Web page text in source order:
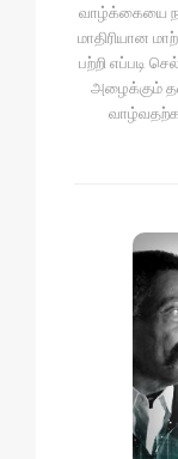
வாழ்க்கையை
மாதிரியான
பற்றி எப்படி
அழைக்கும்